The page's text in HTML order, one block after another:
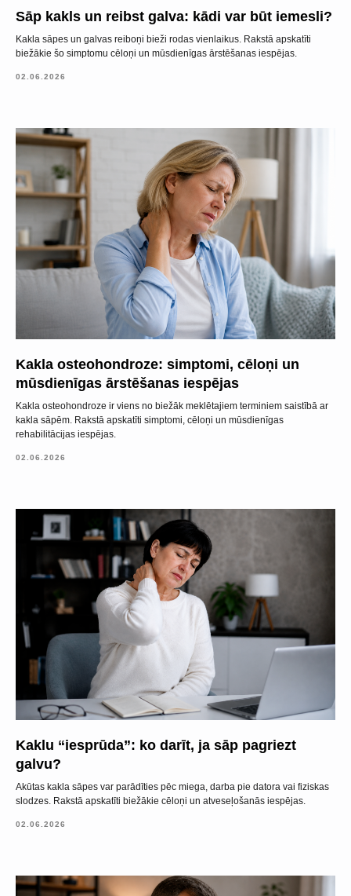
Sāp kakls un reibst galva: kādi var būt iemesli?
Kakla sāpes un galvas reiboņi bieži rodas vienlaikus. Rakstā apskatīti
biežākie šo simptomu cēloņi un mūsdienīgas ārstēšanas iespējas.
02.06.2026
Kakla osteohondroze: simptomi, cēloņi un
mūsdienīgas ārstēšanas iespējas
Kakla osteohondroze ir viens no biežāk meklētajiem terminiem saistībā ar
kakla sāpēm. Rakstā apskatīti simptomi, cēloņi un mūsdienīgas
rehabilitācijas iespējas.
02.06.2026
Kaklu “iesprūda”: ko darīt, ja sāp pagriezt
galvu?
Akūtas kakla sāpes var parādīties pēc miega, darba pie datora vai fiziskas
slodzes. Rakstā apskatīti biežākie cēloņi un atveseļošanās iespējas.
02.06.2026